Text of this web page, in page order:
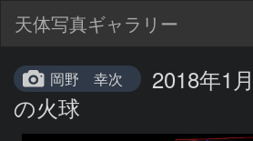
天体写真ギャラリー
岡野 幸次
2018年1
の火球